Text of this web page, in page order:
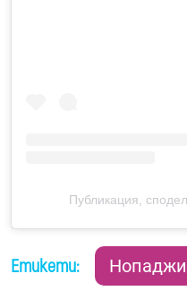
Публикация,
Етикети: